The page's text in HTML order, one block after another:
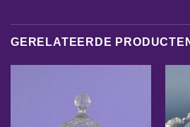
GERELATEERDE